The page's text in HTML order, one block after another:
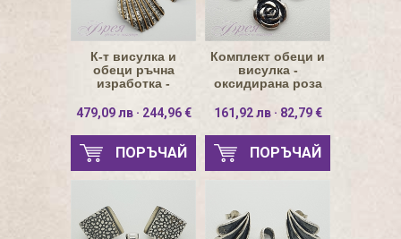
К-т висулка и
обеци ръчна
изработка -
479,09 лв · 244,96 €
ПОРЪЧАЙ
Комплект обеци и
висулка -
оксидирана роза
161,92 лв · 82,79 €
ПОРЪЧАЙ